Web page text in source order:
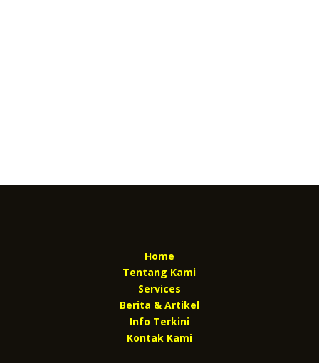
Home
Tentang Kami
Services
Berita & Artikel
Info Terkini
Kontak Kami